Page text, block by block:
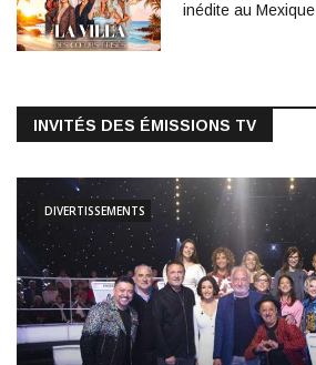
inédite au Mexique
INVITÉS DES ÉMISSIONS TV
DIVERTISSEMENTS